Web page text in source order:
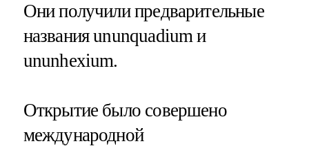
Они получили предварительные
названия ununquadium и
ununhexium.
Открытие было совершено
международной